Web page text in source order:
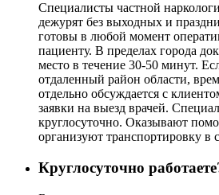
Специалисты частной
дежурят без выходных и
готовы в любой момент
пациенту. В пределах города
место в течение 30-50 минут.
отдаленный район области,
отдельно обсуждается с
заявки на выезд врачей.
круглосуточно. Оказывают
организуют транспортировку в
Круглосуточно